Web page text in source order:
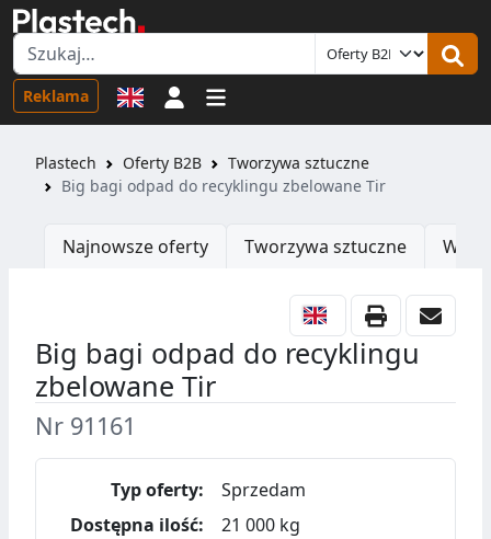
Reklama Logowanie
Plastech Oferty B2B
Tworzywa sztuczne
Big bagi odpad do recyklingu zbelowane Tir
Najnowsze oferty Tworzywa sztuczne
Big bagi odpad do recyklingu
zbelowane Tir
Nr 91161
Typ oferty:
Sprzedam
Dostępna ilość:
21 000 kg